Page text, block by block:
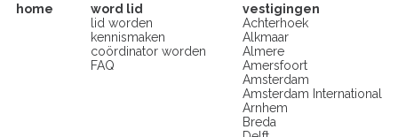
home
word lid
lid worden
kennismaken
coördinator worden
FAQ
vestigingen
Achterhoek
Alkmaar
Almere
Amersfoort
Amsterdam
Amsterdam International
Arnhem
Breda